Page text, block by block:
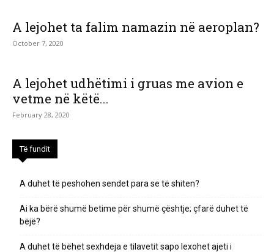
A lejohet ta falim namazin në aeroplan?
October 7, 2020
A lejohet udhëtimi i gruas me avion e
vetme në këtë...
February 28, 2020
Të fundit
A duhet të peshohen sendet para se të shiten?
Ai ka bërë shumë betime për shumë çështje; çfarë duhet të
bëjë?
A duhet të bëhet sexhdeja e tilavetit sapo lexohet ajeti i